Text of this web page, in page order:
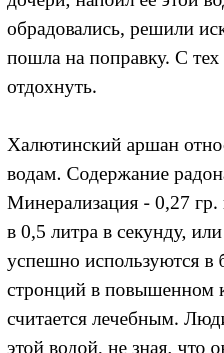
обрадовались, решили
пошла на поправку. С тех
отдохнуть.
Халютинский аршан
водам. Содержание
Минерализация - 0,27 гр.
в 0,5 литра в секунду,
успешно используются в
стронций в повышенном
считается лечебным.
этой водой, не зная, что